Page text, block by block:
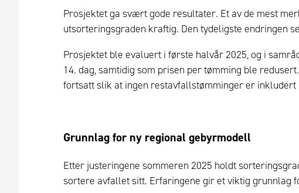
Prosjektet ga svært gode resultater. Et av de mest
utsorteringsgraden kraftig. Den tydeligste endringen
Prosjektet ble evaluert i første halvår 2025, og i
14. dag, samtidig som prisen per tømming ble
fortsatt slik at ingen restavfallstømminger er inkludert
Grunnlag for ny regional gebyrmodell
Etter justeringene sommeren 2025 holdt
sortere avfallet sitt. Erfaringene gir et viktig grunnlag